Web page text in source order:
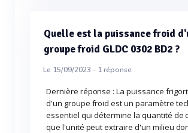
Quelle est la puissance froid
groupe froid GLDC 0302 BD2 ?
Le 15/09/2023 - 1réponse
Dernière réponse : La puissance
d'un groupe froid est un paramètre
essentiel qui détermine la quantité de
que l'unité peut extraire d'un milieu